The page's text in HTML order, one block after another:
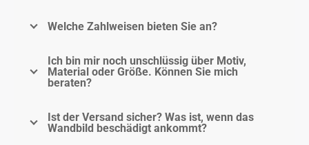
Welche Zahlweisen bieten Sie an?
Ich bin mir noch unschlüssig über Motiv,
Material oder Größe. Können Sie mich
beraten?
Ist der Versand sicher? Was ist, wenn das
Wandbild beschädigt ankommt?